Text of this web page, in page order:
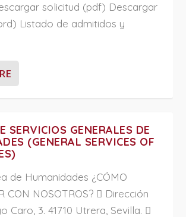
solicitud (pdf) Descargar
Listado de admitidos y
SERVICIOS GENERALES DE
(GENERAL SERVICES OF
de Humanidades ¿CÓMO
CON NOSOTROS?  Dirección
Caro, 3. 41710 Utrera, Sevilla. 